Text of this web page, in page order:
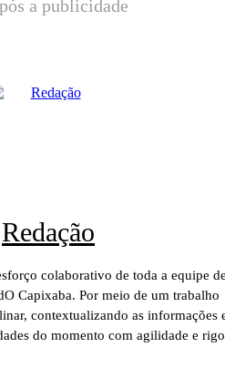
a publicidade
Redação
colaborativo de toda a equipe
Capixaba. Por meio de um trabalho
contextualizando as informações
do momento com agilidade e